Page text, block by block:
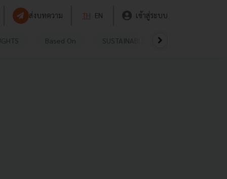
ส่งบทความ TH EN เข้าสู่ระบบ
Based On SUSTAINABLE